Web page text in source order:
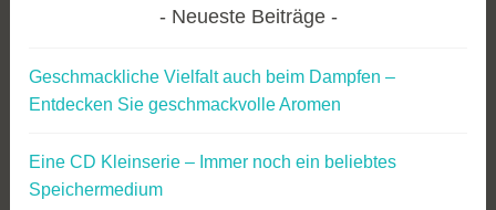
Neueste Beiträge
Geschmackliche Vielfalt auch beim Dampfen –
Entdecken Sie geschmackvolle Aromen
Eine CD Kleinserie – Immer noch ein beliebtes
Speichermedium